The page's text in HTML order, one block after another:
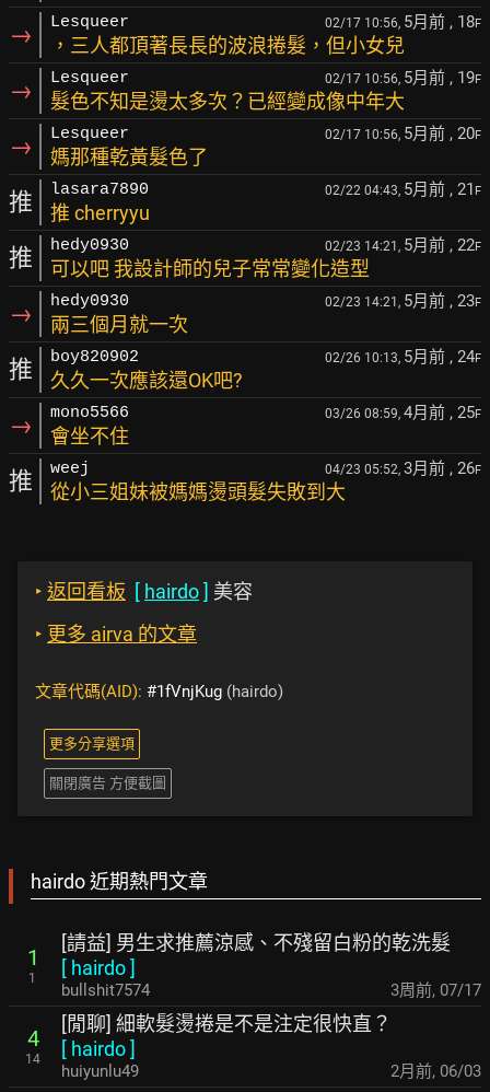
→ Lesqueer 02/17 10:56, 5月前 , 18F
，三人都頂著長長的波浪捲髮，但小女兒
→ Lesqueer 02/17 10:56, 5月前 , 19F
髮色不知是燙太多次？已經變成像中年大
→ Lesqueer 02/17 10:56, 5月前 , 20F
媽那種乾黃髮色了
推 lasara7890 02/22 04:43, 5月前 , 21 F
推 cherryyu
推 hedy0930 02/23 14:21, 5月前 , 22F
可以吧 我設計師的兒子常常變化造型
→ hedy0930 02/23 14:21, 5月前 , 23F
兩三個月就一次
推 boy820902 02/26 10:13, 5月前 , 24F
久久一次應該還OK吧?
→ mono5566 03/26 08:59, 4月前 , 25F
會坐不住
推 weej 04/23 05:52, 3月前 , 26F
從小三姐妹被媽媽燙頭髮失敗到大
‣ 返回看板 [ hairdo] 美容
‣ 更多 airva 的文章
文章代碼(AID): #1fVnjKug (hairdo)
更多分享選項
關閉廣告 方便截圖
hairdo 近期熱門文章
1
1
[請益] 男生求推薦涼感、不殘留白粉的乾洗髮
[ hairdo]
bullshit7574 3周前, 07/17
4
14
[閒聊] 細軟髮燙捲是不是注定很快直？
[ hairdo]
huiyunlu49 2月前, 06/03